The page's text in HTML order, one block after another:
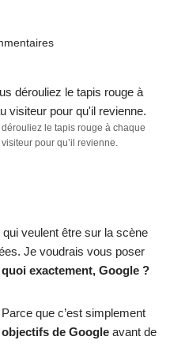
le tapis rouge à chaque
pour qu’il revienne.
veulent être sur la scène
Je voudrais vous poser
quoi exactement, Google ?
que c’est simplement
objectifs de Google avant de